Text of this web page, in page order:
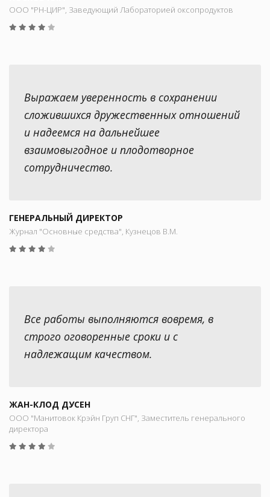
ООО "РН-ЦИР", Заведующий Лабораторией оксопродуктов
Выражаем уверенность в сохранении
сложившихся дружественных отношений
и надеемся на дальнейшее
взаимовыгодное и плодотворное
сотрудничество.
ГЕНЕРАЛЬНЫЙ ДИРЕКТОР
Журнал "Основные средства", Кузнецов В.М.
Все работы выполняются вовремя, в
строго оговоренные сроки и с
надлежащим качеством.
ЖАН-КЛОД ДУСЕН
ООО "Манитовок Крэйн Груп СНГ", Заместитель генерального
директора